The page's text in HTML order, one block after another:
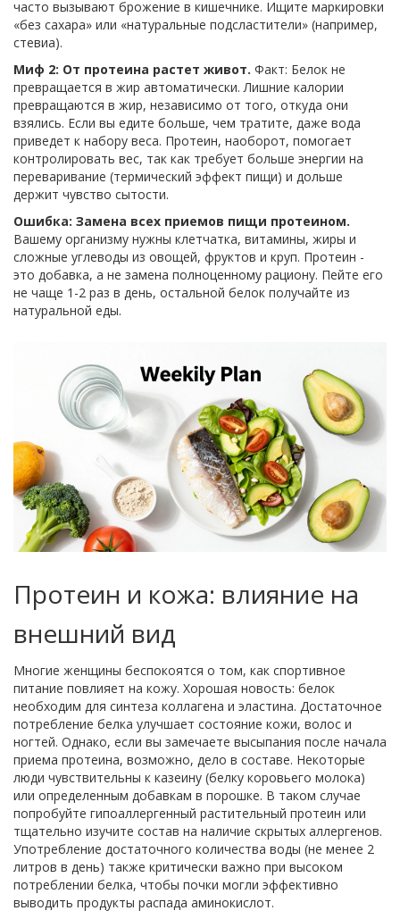
часто вызывают брожение в кишечнике. Ищите маркировки
«без сахара» или «натуральные подсластители» (например,
стевиа).
Миф 2: От протеина растет живот. Факт: Белок не
превращается в жир автоматически. Лишние калории
превращаются в жир, независимо от того, откуда они
взялись. Если вы едите больше, чем тратите, даже вода
приведет к набору веса. Протеин, наоборот, помогает
контролировать вес, так как требует больше энергии на
переваривание (термический эффект пищи) и дольше
держит чувство сытости.
Ошибка: Замена всех приемов пищи протеином.
Вашему организму нужны клетчатка, витамины, жиры и
сложные углеводы из овощей, фруктов и круп. Протеин -
это добавка, а не замена полноценному рациону. Пейте его
не чаще 1-2 раз в день, остальной белок получайте из
натуральной еды.
Протеин и кожа: влияние на
внешний вид
Многие женщины беспокоятся о том, как спортивное
питание повлияет на кожу. Хорошая новость: белок
необходим для синтеза коллагена и эластина. Достаточное
потребление белка улучшает состояние кожи, волос и
ногтей. Однако, если вы замечаете высыпания после начала
приема протеина, возможно, дело в составе. Некоторые
люди чувствительны к казеину (белку коровьего молока)
или определенным добавкам в порошке. В таком случае
попробуйте гипоаллергенный растительный протеин или
тщательно изучите состав на наличие скрытых аллергенов.
Употребление достаточного количества воды (не менее 2
литров в день) также критически важно при высоком
потреблении белка, чтобы почки могли эффективно
выводить продукты распада аминокислот.